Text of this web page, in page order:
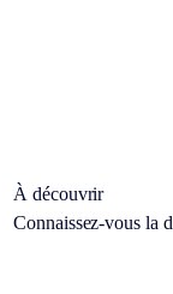
À découvrir
Connaissez-vous la